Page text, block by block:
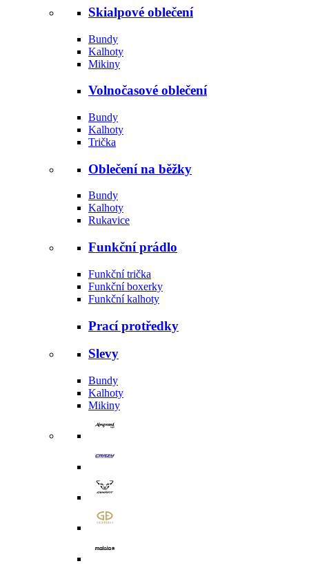
Skialpové oblečení
Bundy
Kalhoty
Mikiny
Volnočasové oblečení
Bundy
Kalhoty
Trička
Oblečení na běžky
Bundy
Kalhoty
Rukavice
Funkční prádlo
Funkční trička
Funkční boxerky
Funkční kalhoty
Prací protředky
Slevy
Bundy
Kalhoty
Mikiny